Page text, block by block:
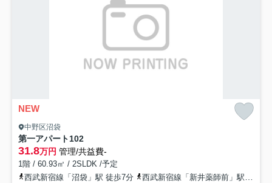
NEW
中野区沼袋
第一アパート102
31.8万円 管理/共益費-
1階 / 60.93㎡ / 2SLDK /予定
西武新宿線「沼袋」駅 徒歩7分
西武新宿線「新井薬師前」駅 徒歩7分